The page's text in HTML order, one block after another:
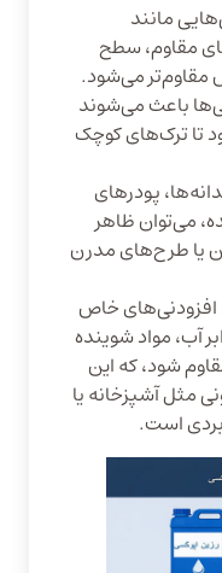
مانند
مقاوم، سطح
مقاوم‌تر می‌شود.
باعث می‌شوند
تا ترک‌های کوچک
پودرهای
می‌توان ظاهر
یا طرح‌های مدرن
افزودنی‌های خاص
آب، مواد شوینده
شود، که این
مثل آشپزخانه یا
است.